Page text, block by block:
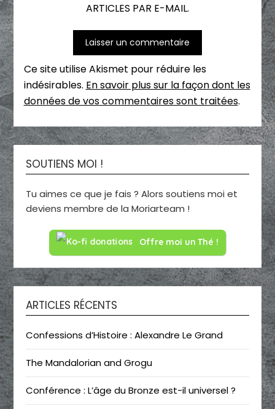
ARTICLES PAR E-MAIL.
Ce site utilise Akismet pour réduire les
indésirables. En savoir plus sur la façon dont les
données de vos commentaires sont traitées.
SOUTIENS MOI !
Tu aimes ce que je fais ? Alors soutiens moi et
deviens membre de la Moriarteam !
Offre moi un Thé !
ARTICLES RÉCENTS
Confessions d’Histoire : Alexandre Le Grand
The Mandalorian and Grogu
Conférence : L’âge du Bronze est-il universel ?